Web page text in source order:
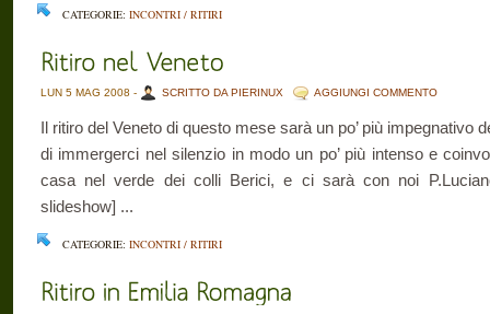
CATEGORIE: INCONTRI / RITIRI
LUN 5 MAG 2008 - SCRITTO DA PIERINUX AGGIUNGI COMMENTO
Il ritiro del Veneto di questo mese sarà un po’ più impegnativo
di immergerci nel silenzio in modo un po’ più intenso e
casa nel verde dei colli Berici, e ci sarà con noi
slideshow] ...
CATEGORIE: INCONTRI / RITIRI